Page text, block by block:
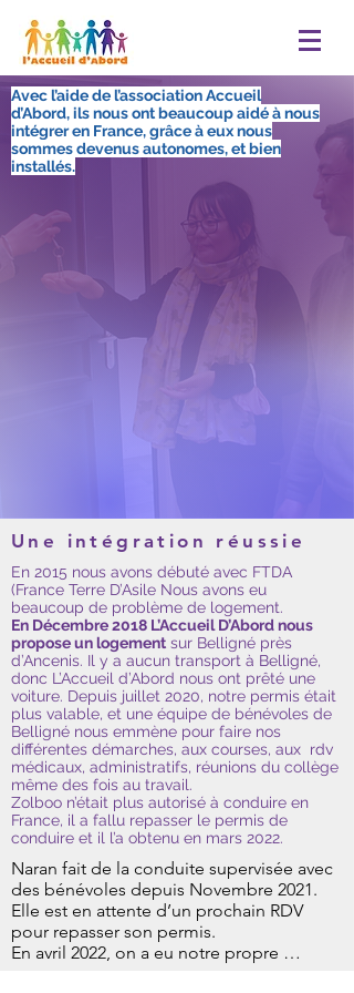
Avec l’aide de l’association Accueil
d’Abord, ils nous ont beaucoup aidé à nous
intégrer en France, grâce à eux nous
sommes devenus autonomes, et bien
installés.
Une intégration réussie
En 2015 nous avons débuté avec FTDA
(France Terre D’Asile Nous avons eu
beaucoup de problème de logement.
En Décembre 2018 L’Accueil D’Abord nous
propose un logement sur Belligné près
d’Ancenis. Il y a aucun transport à Belligné,
donc L’Accueil d’Abord nous ont prêté une
voiture. Depuis juillet 2020, notre permis était
plus valable, et une équipe de bénévoles de
Belligné nous emmène pour faire nos
différentes démarches, aux courses, aux rdv
médicaux, administratifs, réunions du collège
même des fois au travail.
Zolboo n’était plus autorisé à conduire en
France, il a fallu repasser le permis de
conduire et il l’a obtenu en mars 2022.
Naran fait de la conduite supervisée avec
des bénévoles depuis Novembre 2021.
Elle est en attente d’un prochain RDV
pour repasser son permis.
En avril 2022, on a eu notre propre